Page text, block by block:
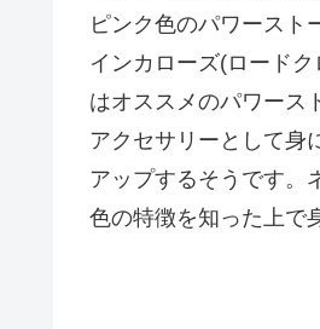
ピンク色のパワースト
インカローズ(ロード
はオススメのパワース
アクセサリーとして身
アップするそうです。
色の特徴を知った上で